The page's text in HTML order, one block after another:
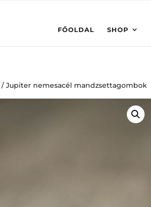
FŐOLDAL SHOP
/ Jupiter nemesacél mandzsettagombok